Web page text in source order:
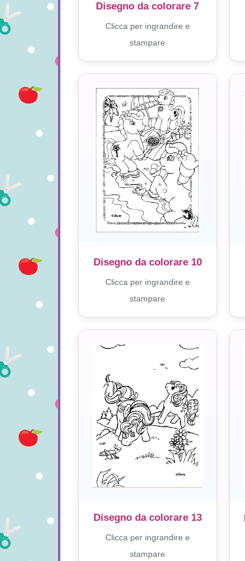
Disegno da colorare 7
Clicca per ingrandire e
stampare
Disegno da colorare 10
Clicca per ingrandire e
stampare
Disegno da colorare 13
Clicca per ingrandire e
stampare